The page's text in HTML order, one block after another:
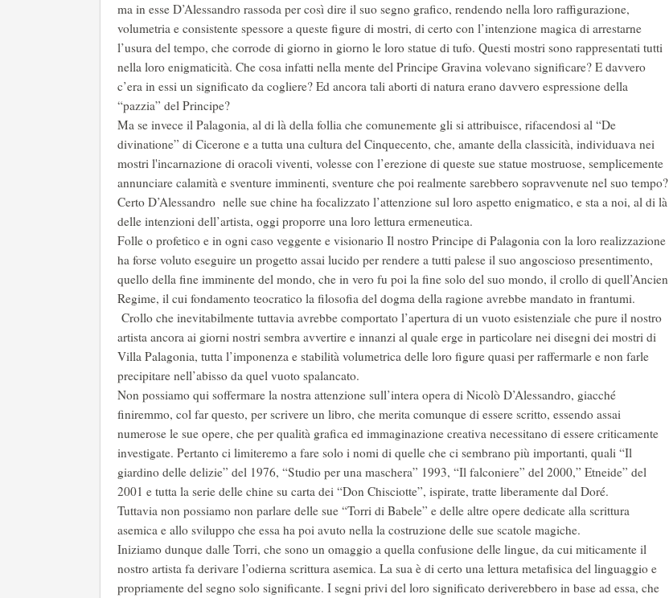
ma in esse D’Alessandro rassoda per così dire il suo segno grafico, rendendo nella loro raffigurazione,
volumetria e consistente spessore a queste figure di mostri, di certo con l’intenzione magica di arrestarne
l’usura del tempo, che corrode di giorno in giorno le loro statue di tufo. Questi mostri sono rappresentati tutti
nella loro enigmaticità. Che cosa infatti nella mente del Principe Gravina volevano significare? E davvero
c’era in essi un significato da cogliere? Ed ancora tali aborti di natura erano davvero espressione della
“pazzia” del Principe?
Ma se invece il Palagonia, al di là della follia che comunemente gli si attribuisce, rifacendosi al “De
divinatione” di Cicerone e a tutta una cultura del Cinquecento, che, amante della classicità, individuava nei
mostri l'incarnazione di oracoli viventi, volesse con l’erezione di queste sue statue mostruose, semplicemente
annunciare calamità e sventure imminenti, sventure che poi realmente sarebbero sopravvenute nel suo tempo?
Certo D’Alessandro nelle sue chine ha focalizzato l’attenzione sul loro aspetto enigmatico, e sta a noi, al di là
delle intenzioni dell’artista, oggi proporre una loro lettura ermeneutica.
Folle o profetico e in ogni caso veggente e visionario Il nostro Principe di Palagonia con la loro realizzazione
ha forse voluto eseguire un progetto assai lucido per rendere a tutti palese il suo angoscioso presentimento,
quello della fine imminente del mondo, che in vero fu poi la fine solo del suo mondo, il crollo di quell’Ancien
Regime, il cui fondamento teocratico la filosofia del dogma della ragione avrebbe mandato in frantumi.
Crollo che inevitabilmente tuttavia avrebbe comportato l’apertura di un vuoto esistenziale che pure il nostro
artista ancora ai giorni nostri sembra avvertire e innanzi al quale erge in particolare nei disegni dei mostri di
Villa Palagonia, tutta l’imponenza e stabilità volumetrica delle loro figure quasi per raffermarle e non farle
precipitare nell’abisso da quel vuoto spalancato.
Non possiamo qui soffermare la nostra attenzione sull’intera opera di Nicolò D’Alessandro, giacché
finiremmo, col far questo, per scrivere un libro, che merita comunque di essere scritto, essendo assai
numerose le sue opere, che per qualità grafica ed immaginazione creativa necessitano di essere criticamente
investigate. Pertanto ci limiteremo a fare solo i nomi di quelle che ci sembrano più importanti, quali “Il
giardino delle delizie” del 1976, “Studio per una maschera” 1993, “Il falconiere” del 2000,” Etneide” del
2001 e tutta la serie delle chine su carta dei “Don Chisciotte”, ispirate, tratte liberamente dal Doré.
Tuttavia non possiamo non parlare delle sue “Torri di Babele” e delle altre opere dedicate alla scrittura
asemica e allo sviluppo che essa ha poi avuto nella la costruzione delle sue scatole magiche.
Iniziamo dunque dalle Torri, che sono un omaggio a quella confusione delle lingue, da cui miticamente il
nostro artista fa derivare l’odierna scrittura asemica. La sua è di certo una lettura metafisica del linguaggio e
propriamente del segno solo significante. I segni privi del loro significato deriverebbero in base ad essa, che